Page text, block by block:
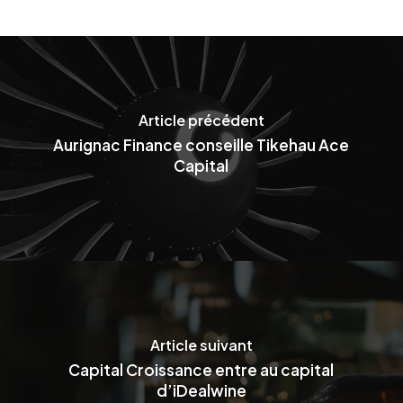
Article précédent
Aurignac Finance conseille Tikehau Ace
Capital
Article suivant
Capital Croissance entre au capital
d’iDealwine